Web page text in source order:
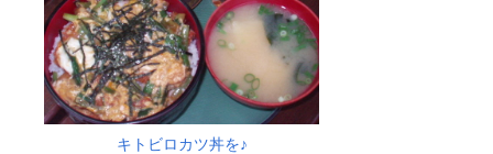
キトビロカツ丼を♪